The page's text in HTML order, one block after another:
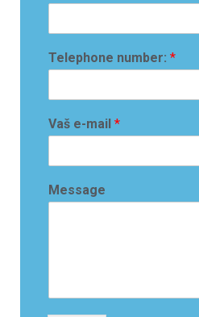
Telephone number: *
Vaš e-mail *
Message